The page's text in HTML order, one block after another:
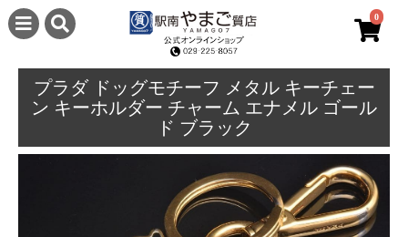
0
プラダ ドッグモチーフ メタル キーチェー
ン キーホルダー チャーム エナメル ゴール
ド ブラック